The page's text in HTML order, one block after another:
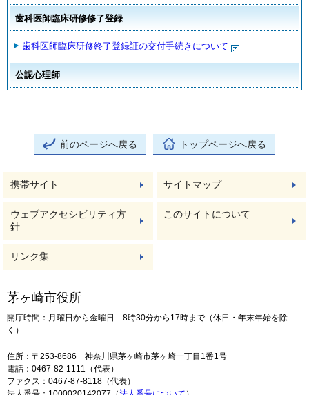
歯科医師臨床研修修了登録
歯科医師臨床研修終了登録証の交付手続きについて
公認心理師
前のページへ戻る トップページへ戻る
携帯サイト サイトマップ
ウェブアクセシビリティ方
針
このサイトについて
リンク集
茅ヶ崎市役所
開庁時間：月曜日から金曜日 8時30分から17時まで（休日・年末年始を除
く）
住所：〒253-8686 神奈川県茅ヶ崎市茅ヶ崎一丁目1番1号
電話：0467-82-1111（代表）
ファクス：0467-87-8118（代表）